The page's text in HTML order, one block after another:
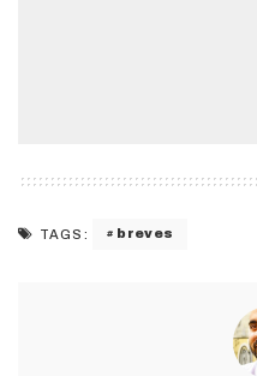
TAGS: breves